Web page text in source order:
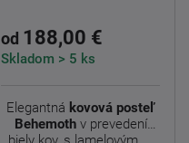
od 188,00 €
Skladom > 5 ks
Elegantná kovová posteľ
Behemothv prevedení